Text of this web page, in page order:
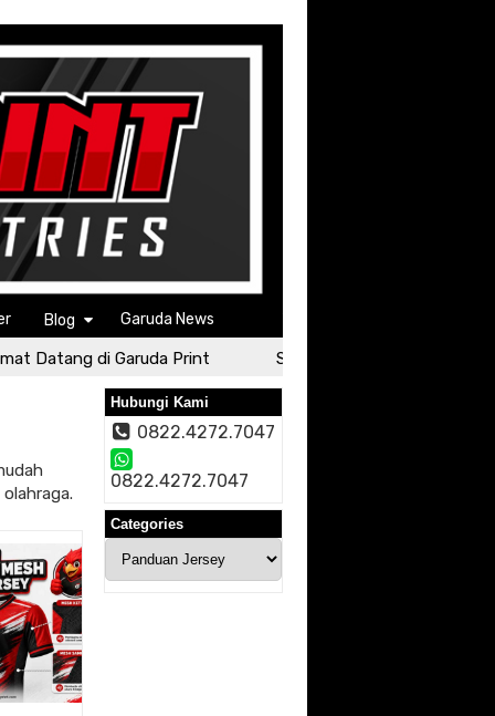
Blog Garuda News
Datang di Garuda Print Selamat Datang di Garuda
Hubungi Kami
0822.4272.7047
0822.4272.7047
Categories
Categories